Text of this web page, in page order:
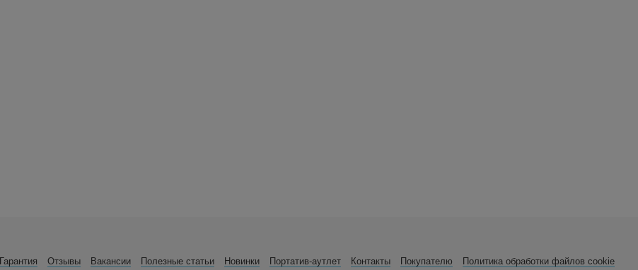
Гарантия Отзывы Вакансии Полезные статьи Новинки Портатив-аутлет Контакты Покупателю Политика обработки файлов cookie